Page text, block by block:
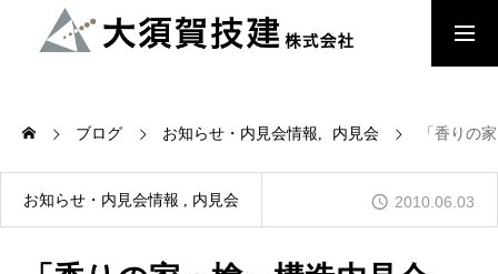
檜の家
ブログ お知らせ・内見会情報 内見会 「香りの
お知らせ・内見会情報 内見会 2010.06.03